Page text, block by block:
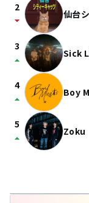
2
arrow_drop_down 仙台
3
arrow_drop_up Sick
4
arrow_drop_up Boy
5
arrow_drop_up Zoku